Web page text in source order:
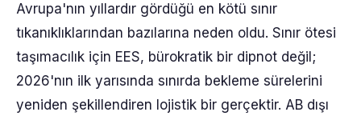
Avrupa'nın yıllardır gördüğü en kötü sınır
tıkanıklıklarından bazılarına neden oldu. Sınır ötesi
taşımacılık için EES, bürokratik bir dipnot değil;
2026'nın ilk yarısında sınırda bekleme sürelerini
yeniden şekillendiren lojistik bir gerçektir. AB dışı